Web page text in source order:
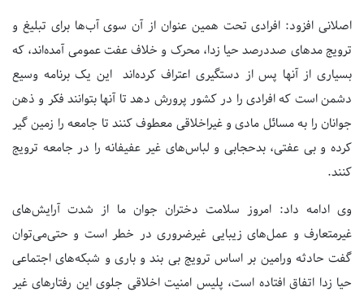
اصلانی افزود: افرادی تحت همین عنوان از آن سوی آب‌ها برای تبلیغ و
ترویج مدهای صددرصد حیا زدا، محرک و خلاف عفت عمومی آمده‌اند، که
بسیاری از آنها پس از دستگیری اعتراف کرده‌اند این یک برنامه وسیع
دشمن است که افرادی را در کشور پرورش دهد تا آنها بتوانند فکر و ذهن
جوانان را به مسائل مادی و غیراخلاقی معطوف کنند تا جامعه را زمین گیر
کرده و بی عفتی، بدحجابی و لباس‌های غیر عفیفانه را در جامعه ترویج
کنند.
وی ادامه داد: امروز سلامت دختران جوان ما از شدت آرایش‌های
غیرمتعارف و عمل‌های زیبایی غیرضروری در خطر است و حتی‌می‌توان
گفت حادثه‌ ورامین بر اساس ترویج بی بند و باری و شبکه‌های اجتماعی
حیا زدا اتفاق افتاده است، پلیس امنیت اخلاقی جلوی این رفتارهای غیر